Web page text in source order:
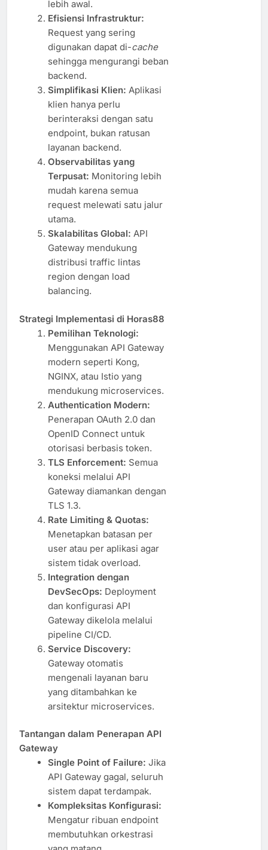
lebih awal.
Efisiensi Infrastruktur:
Request yang sering
digunakan dapat di-cache
sehingga mengurangi beban
backend.
Simplifikasi Klien: Aplikasi
klien hanya perlu
berinteraksi dengan satu
endpoint, bukan ratusan
layanan backend.
Observabilitas yang
Terpusat: Monitoring lebih
mudah karena semua
request melewati satu jalur
utama.
Skalabilitas Global: API
Gateway mendukung
distribusi traffic lintas
region dengan load
balancing.
Strategi Implementasi di Horas88
Pemilihan Teknologi:
Menggunakan API Gateway
modern seperti Kong,
NGINX, atau Istio yang
mendukung microservices.
Authentication Modern:
Penerapan OAuth 2.0 dan
OpenID Connect untuk
otorisasi berbasis token.
TLS Enforcement: Semua
koneksi melalui API
Gateway diamankan dengan
TLS 1.3.
Rate Limiting & Quotas:
Menetapkan batasan per
user atau per aplikasi agar
sistem tidak overload.
Integration dengan
DevSecOps: Deployment
dan konfigurasi API
Gateway dikelola melalui
pipeline CI/CD.
Service Discovery:
Gateway otomatis
mengenali layanan baru
yang ditambahkan ke
arsitektur microservices.
Tantangan dalam Penerapan API
Gateway
Single Point of Failure: Jika
API Gateway gagal, seluruh
sistem dapat terdampak.
Kompleksitas Konfigurasi:
Mengatur ribuan endpoint
membutuhkan orkestrasi